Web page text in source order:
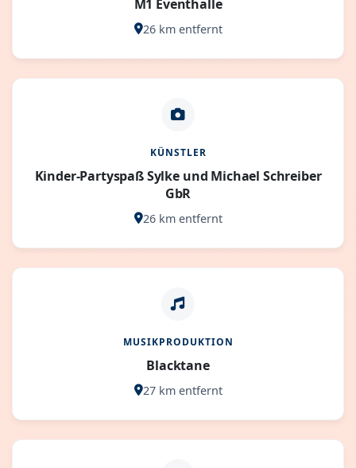
M1 Eventhalle
26 km entfernt
KÜNSTLER
Kinder-Partyspaß Sylke und Michael Schreiber
GbR
26 km entfernt
MUSIKPRODUKTION
Blacktane
27 km entfernt